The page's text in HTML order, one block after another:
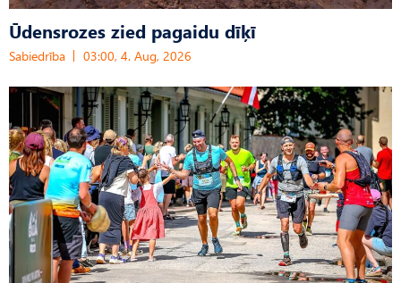
Ūdensrozes zied pagaidu dīķī
Sabiedrība 03:00, 4. Aug, 2026